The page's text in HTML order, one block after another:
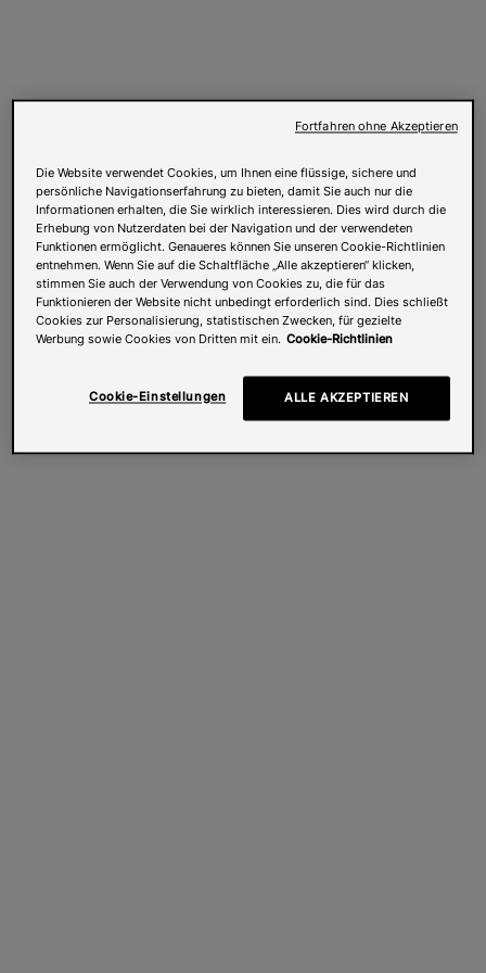
Die Website verwendet Cookies, um Ihnen eine flüssige, sichere und
persönliche Navigationserfahrung zu bieten, damit Sie auch nur die
Informationen erhalten, die Sie wirklich interessieren. Dies wird durch die
Erhebung von Nutzerdaten bei der Navigation und der verwendeten
Funktionen ermöglicht. Genaueres können Sie unseren Cookie-Richtlinien
entnehmen. Wenn Sie auf die Schaltfläche „Alle akzeptieren“ klicken,
stimmen Sie auch der Verwendung von Cookies zu, die für das
Funktionieren der Website nicht unbedingt erforderlich sind. Dies schließt
Cookies zur Personalisierung, statistischen Zwecken, für gezielte
Werbung sowie Cookies von Dritten mit ein. Cookie-Richtlinien
Cookie-Einstellungen ALLE AKZEPTIEREN
Fortfahren ohne Akzeptieren